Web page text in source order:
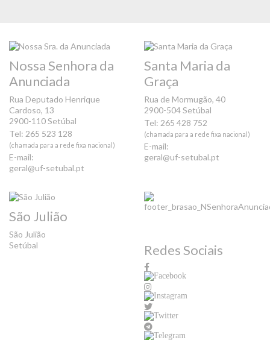
Nossa Senhora da
Anunciada
Rua Deputado Henrique
Cardoso, 13
2900-110 Setúbal
Tel: 265 523 128
(chamada para a rede fixa nacional)
E-mail:
geral@uf-setubal.pt
Santa Maria da
Graça
Rua de Mormugão, 40
2900-504 Setúbal
Tel: 265 428 752
(chamada para a rede fixa nacional)
E-mail:
geral@uf-setubal.pt
São Julião
São Julião
Setúbal
Redes Sociais